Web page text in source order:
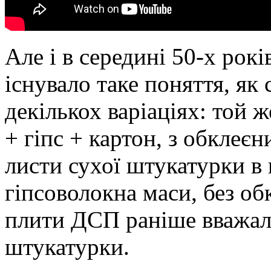
Але і в середині 50-х
існувало таке поняття, як
декількох варіаціях: той
+ гіпс + картон, з
листи сухої штукатурки в
гіпсоволокна маси, без
плити ДСП раніше
штукатурки.